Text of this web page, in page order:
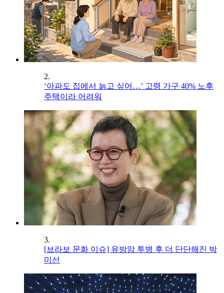
2.
‘아파도 집에서 늙고 싶어…’ 고령 가구 40% 노후
주택이라 어려워
3.
[브라보 문화 이슈] 유방암 투병 후 더 단단해진 박
미선